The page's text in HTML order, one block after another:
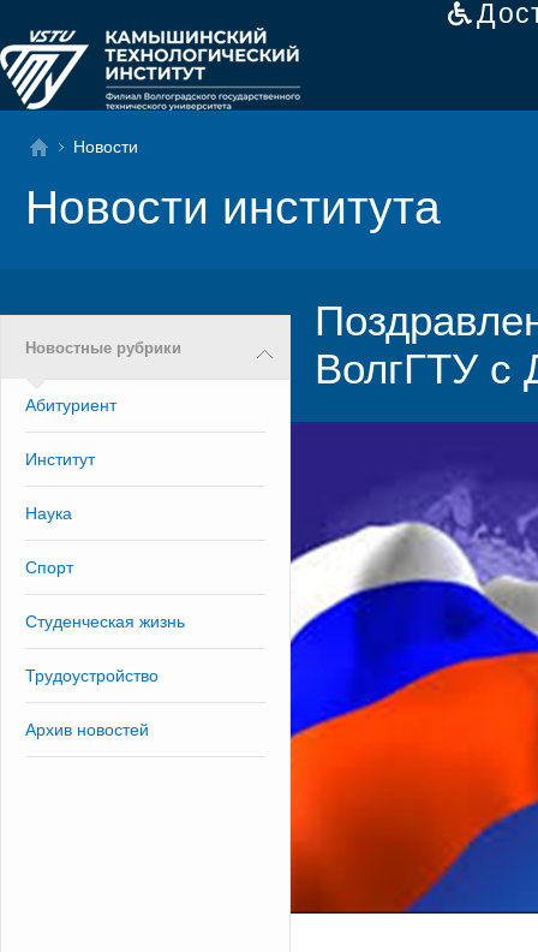
Новости
Новости института
Новостные рубрики
Абитуриент
Институт
Наука
Спорт
Студенческая жизнь
Трудоустройство
Архив новостей
ВолгГТУ с